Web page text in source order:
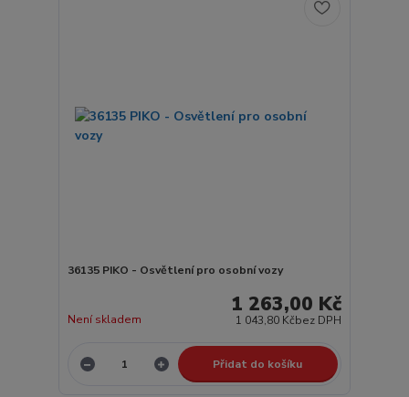
36135 PIKO - Osvětlení pro osobní vozy
1 263,00 Kč
1 043,80 Kčbez DPH
Není skladem
Přidat do košíku